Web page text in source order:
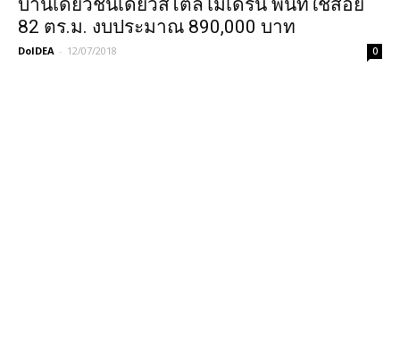
บ้านเดี่ยวชั้นเดียวสไตล์โมเดิร์น พื้นที่ใช้สอย
82 ตร.ม. งบประมาณ 890,000 บาท
DoIDEA - 12/07/2018 0